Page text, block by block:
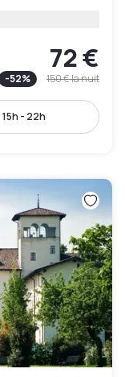
72 €
-52% 150 €la nuit
15h - 22h